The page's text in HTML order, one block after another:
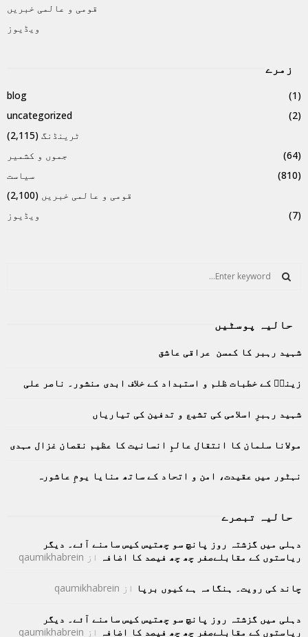
قومی و عالمی خبریں
ویڈیوز
زمرے
blog
(1)
uncategorized
(2)
ٹرینڈنگ (2,115)
جموں و کشمیر
(64)
سیاست
(810)
قومی و عالمی خبریں (2,100)
ویڈیوز
(7)
f
r
E
A
R
C
H
حالیہ پوسٹیں
شہید رہبر کا کمسن عراقی عاشق
زینبؑ کے خطبات ظلم و استبداد کے خلاف ابدی منشور۔ ناصر علی
شہید رہبرِ اسلامی کی تشیع و تدفین کی تیاریاں
مولانا سلمان کا انتقال عالمِ انسانیت کا عظیم نقصان غزال مہدی
نہٹور میں عقیدت، امن و اتحاد کے ساتھ منایا یومِ عاشورہ
حالیہ تبصرے
دہلی میں گزشتہ روز پانچ سو چھتیس کیس سامنے آئے۔ دیگر
ریاستوں کے مقابلےصفر چھ چھ فیصد کا اضافہ
از qaumikhabrein
چاند کی رویت۔ ہنگامہ ہے کیوں برپا از qaumikhabrein
دہلی میں گزشتہ روز پانچ سو چھتیس کیس سامنے آئے۔ دیگر
ریاستوں کے مقابلےصفر چھ چھ فیصد کا اضافہ
از qaumikhabrein